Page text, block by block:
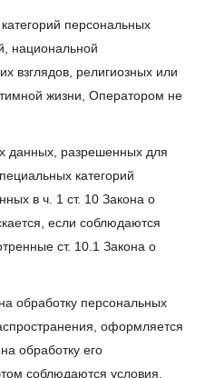
персональных
национальной
взглядов, религиозных или
жизни, Оператором не
данных, разрешенных для
категорий
в ч. 1 ст. 10 Закона о
если соблюдаются
ст. 10.1 Закона о
обработку персональных
оформляется
обработку его
соблюдаются условия,